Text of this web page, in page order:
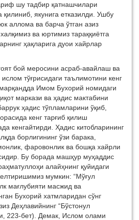
шу тадбир қатнашчилари
якунига етказилди. Ушбу
аллома ва барча ўтган азиз
ва юртимиз тараққиётга
ҳақларига дуои хайрлар
бой меросини асраб-авайлаш ва
тўғрисидаги таълимотини кенг
Имом Бухорий номидаги
маркази ва ҳадис мактабини
ҳадис тўпламларини ўқиб,
кенг тарғиб қилиш
кенгайтирди. Ҳадис китобларининг
борлигининг ўзи барака,
фаровонлик ва бошқа хайрли
Бу борада машҳур муҳаддис
алайҳнинг қуйидаги
мумкин: “Мўғул
мағлубияти масжид ва
Бухорий хатмларидан сўнг
Деҳлавийнинг “Бўстонул
223-бет). Демак, Ислом олами